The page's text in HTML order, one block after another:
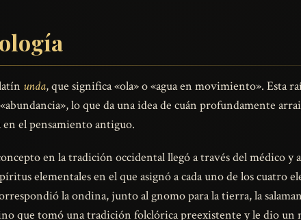
unda, que significa «ola» o «agua en movimiento». Esta
lo que da una idea de cuán profundamente
el pensamiento antiguo.
en la tradición occidental llegó a través del médico y
elementales en el que asignó a cada uno de los cuatro
la ondina, junto al gnomo para la tierra, la
que tomó una tradición folclórica preexistente y le dio